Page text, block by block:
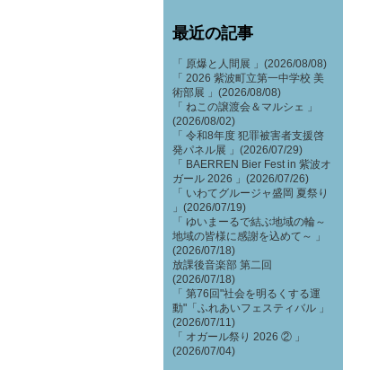
最近の記事
「 原爆と人間展 」(2026/08/08)
「 2026 紫波町立第一中学校 美
術部展 」(2026/08/08)
「 ねこの譲渡会＆マルシェ 」
(2026/08/02)
「 令和8年度 犯罪被害者支援啓
発パネル展 」(2026/07/29)
「 BAERREN Bier Fest in 紫波オ
ガール 2026 」(2026/07/26)
「 いわてグルージャ盛岡 夏祭り
」(2026/07/19)
「 ゆいまーるで結ぶ地域の輪～
地域の皆様に感謝を込めて～ 」
(2026/07/18)
放課後音楽部 第二回
(2026/07/18)
「 第76回"社会を明るくする運
動"「ふれあいフェスティバル 」
(2026/07/11)
「 オガール祭り 2026 ② 」
(2026/07/04)